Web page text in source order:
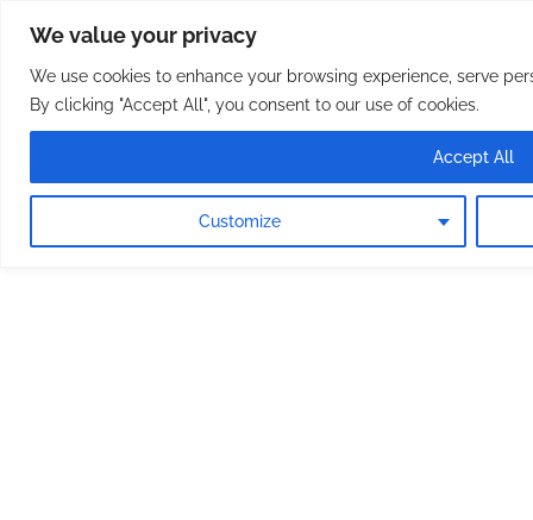
We value your privacy
We use cookies to enhance your browsing experience, serve
By clicking "Accept All", you consent to our use of cookies.
Customize
Accept All
content
Osterreichische Pfarreie